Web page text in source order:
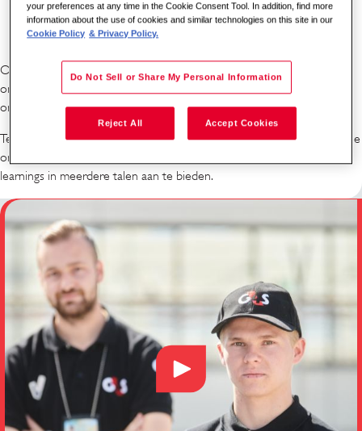
Ondersteuning in meerdere talen, zodat iedereen comfortabel
kan leren.
Onboarding en verder: Wij bieden uitgebreide
onboardingprogramma's en voortdurende trainingen ter
ondersteuning van professionele en operationele vaardigheden.
Technologiegedreven leren: we investeren voortdurend in technologie
om onze e-learnings te verbeteren, het aanbod te vergroten en de e-
learnings in meerdere talen aan te bieden.
your preferences at any time in the Cookie Consent Tool. In addition, find more
information about the use of cookies and similar technologies on this site in our
Cookie Policy & Privacy Policy.
Do Not Sell or Share My Personal Information
Reject All Accept Cookies